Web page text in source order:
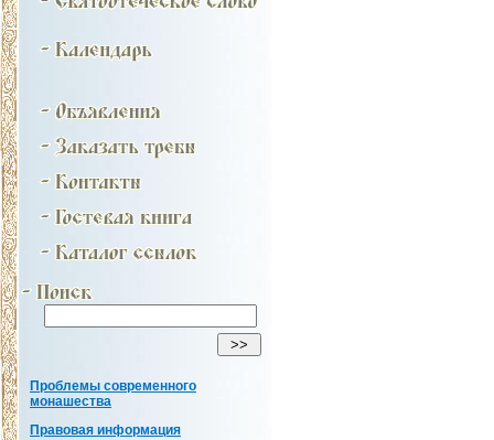
Проблемы современного
монашества
Правовая информация